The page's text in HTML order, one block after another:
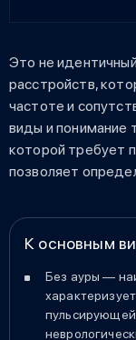
Это не
расстройств,
частоте и
виды и понимание
которой требует
позволяет
К основным
Без ауры —